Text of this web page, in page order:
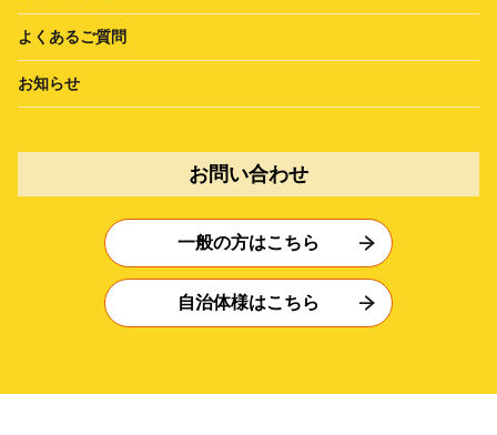
よくあるご質問
お知らせ
お問い合わせ
一般の方はこちら
自治体様はこちら